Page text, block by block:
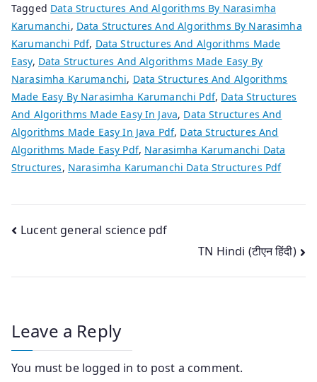
Tagged Data Structures And Algorithms By Narasimha
Karumanchi, Data Structures And Algorithms By Narasimha
Karumanchi Pdf, Data Structures And Algorithms Made
Easy, Data Structures And Algorithms Made Easy By
Narasimha Karumanchi, Data Structures And Algorithms
Made Easy By Narasimha Karumanchi Pdf, Data Structures
And Algorithms Made Easy In Java, Data Structures And
Algorithms Made Easy In Java Pdf, Data Structures And
Algorithms Made Easy Pdf, Narasimha Karumanchi Data
Structures, Narasimha Karumanchi Data Structures Pdf
Post
Lucent general science pdf
TN Hindi (टीएन हिंदी)
Leave a Reply
You must be logged in to post a comment.